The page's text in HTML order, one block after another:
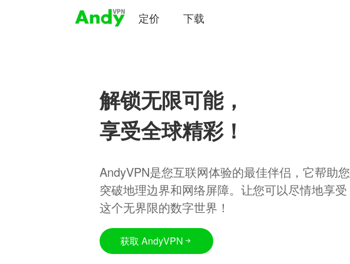
定价 下载
解锁无限可能，
享受全球精彩！
AndyVPN是您互联网体验的最佳伴侣，它帮助您
突破地理边界和网络屏障。让您可以尽情地享受
这个无界限的数字世界！
获取 AndyVPN